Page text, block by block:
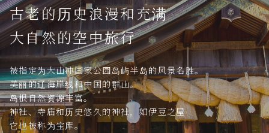
古老的历史浪漫和充满
大自然的空中旅行
被指定为大山冲国家公园岛屿半岛的风景名胜。
美丽的辽海岸线和中国的群山。
岛根自然资源丰富。
神社、寺庙和历史悠久的神社，如伊豆之屋
它也被称为宝库。